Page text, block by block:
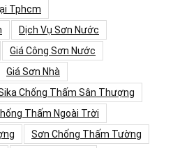
Tphcm
Dịch Vụ Sơn Nước
Giá Công Sơn Nước
Giá Sơn Nhà
Chống Thấm Sân Thượng
Thấm Ngoài Trời
Sơn Chống Thấm Tường